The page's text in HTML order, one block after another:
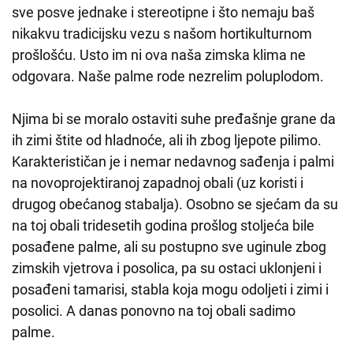
sve posve jednake i stereotipne i što nemaju baš
nikakvu tradicijsku vezu s našom hortikulturnom
prošlošću. Usto im ni ova naša zimska klima ne
odgovara. Naše palme rode nezrelim poluplodom.
Njima bi se moralo ostaviti suhe pređašnje grane da
ih zimi štite od hladnoće, ali ih zbog ljepote pilimo.
Karakterističan je i nemar nedavnog sađenja i palmi
na novoprojektiranoj zapadnoj obali (uz koristi i
drugog obećanog stabalja). Osobno se sjećam da su
na toj obali tridesetih godina prošlog stoljeća bile
posađene palme, ali su postupno sve uginule zbog
zimskih vjetrova i posolica, pa su ostaci uklonjeni i
posađeni tamarisi, stabla koja mogu odoljeti i zimi i
posolici. A danas ponovno na toj obali sadimo
palme.